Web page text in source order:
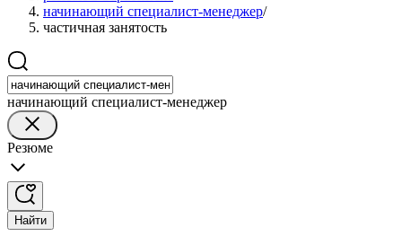
начинающий специалист-менеджер/
частичная занятость
начинающий специалист-менеджер
Резюме
Найти